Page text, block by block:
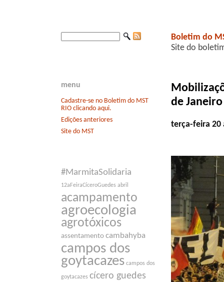
menu
Cadastre-se no Boletim do MST
RIO clicando aqui.
Edições anteriores
Site do MST
#MarmitaSolidaria
12aFeiraCíceroGuedes abril
acampamento
agroecologia
agrotóxicos
assentamento cambahyba
campos dos
goytacazes campos dos
goytacazes cícero guedes
Boletim do
Site do
de Janeiro
terça-feira 20